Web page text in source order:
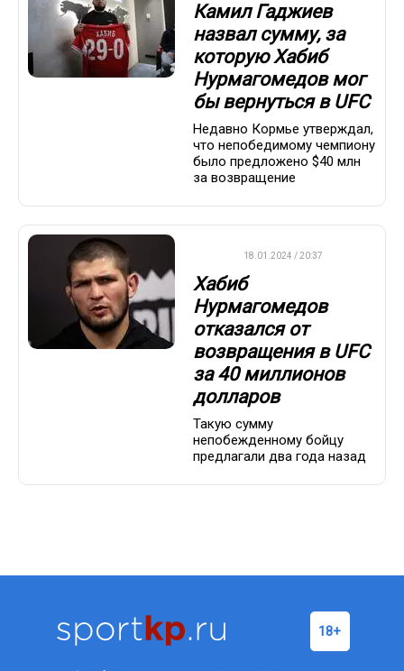
Камил Гаджиев
назвал сумму, за
которую Хабиб
Нурмагомедов мог
бы вернуться в UFC
Недавно Кормье утверждал,
что непобедимому чемпиону
было предложено $40 млн
за возвращение
18.01.2024 / 20:37
Хабиб
Нурмагомедов
отказался от
возвращения в UFC
за 40 миллионов
долларов
Такую сумму
непобежденному бойцу
предлагали два года назад